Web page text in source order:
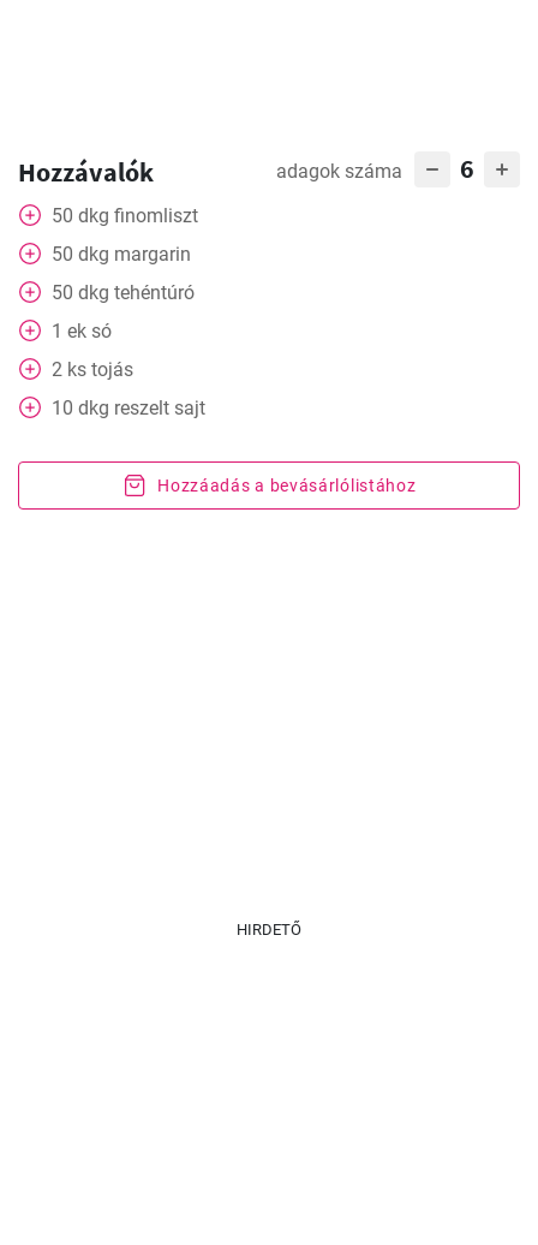
Hozzávalók adagok száma 6
50 dkg finomliszt
50 dkg margarin
50 dkg tehéntúró
1 ek só
2 ks tojás
10 dkg reszelt sajt
Hozzáadás a bevásárlólistához
HIRDETŐ